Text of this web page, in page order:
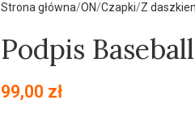
Strona główna ON Czapki Z
Podpis
99,00 zł